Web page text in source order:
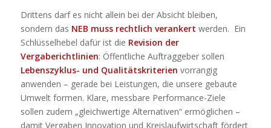
Drittens darf es nicht allein bei der Absicht bleiben,
sondern das NEB muss rechtlich verankert werden. Ein
Schlüsselhebel dafür ist die Revision der
Vergaberichtlinien: Öffentliche Auftraggeber sollen
Lebenszyklus- und Qualitätskriterien vorrangig
anwenden – gerade bei Leistungen, die unsere gebaute
Umwelt formen. Klare, messbare Performance-Ziele
sollen zudem „gleichwertige Alternativen“ ermöglichen –
damit Vergaben Innovation und Kreislaufwirtschaft fördert